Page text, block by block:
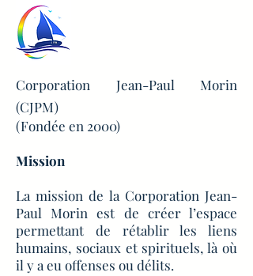
Corporation Jean-Paul Morin
(CJPM)
(Fondée en 2000)
Mission
La mission de la Corporation Jean-
Paul Morin est de créer l’espace
permettant de rétablir les liens
humains, sociaux et spirituels, là où
il y a eu offenses ou délits.